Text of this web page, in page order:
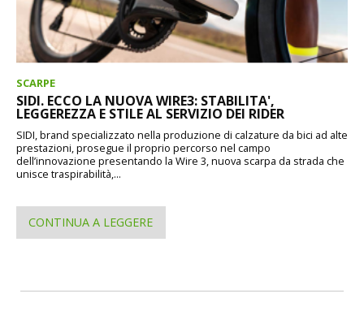
SCARPE
SIDI. ECCO LA NUOVA WIRE3: STABILITA',
LEGGEREZZA E STILE AL SERVIZIO DEI RIDER
SIDI, brand specializzato nella produzione di calzature da bici ad alte
prestazioni, prosegue il proprio percorso nel campo
dell’innovazione presentando la Wire 3, nuova scarpa da strada che
unisce traspirabilità,...
CONTINUA A LEGGERE